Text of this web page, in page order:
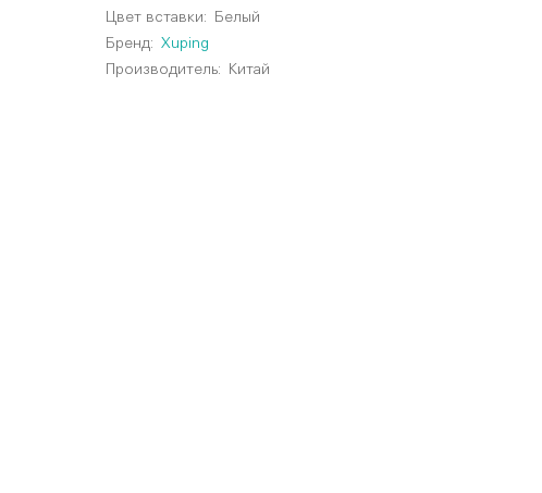
Цвет вставки:
Белый
Бренд:
Xuping
Производитель: Китай